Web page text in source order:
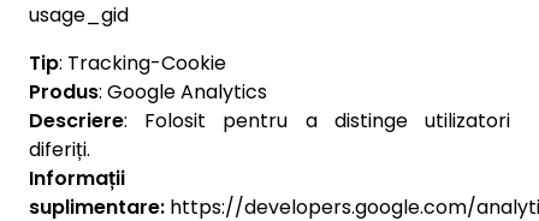
usage_gid
Tip: Tracking-Cookie
Produs: Google Analytics
Descriere: Folosit pentru a distinge utilizatori
diferiți.
Informații
suplimentare: https://developers.google.com/